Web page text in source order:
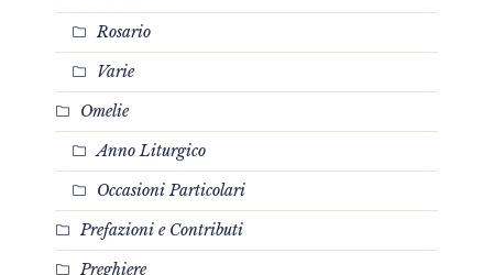
Rosario
Varie
Omelie
Anno Liturgico
Occasioni Particolari
Prefazioni e Contributi
Preghiere